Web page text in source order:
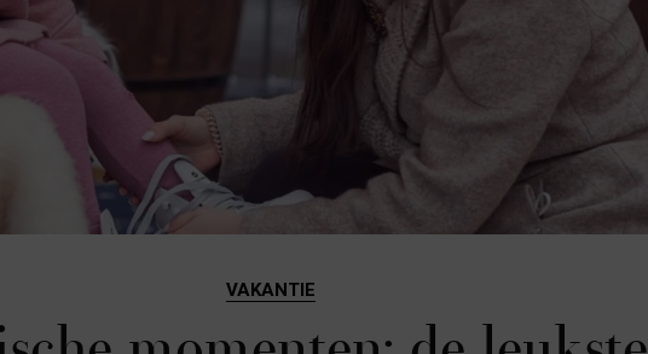
VAKANTIE